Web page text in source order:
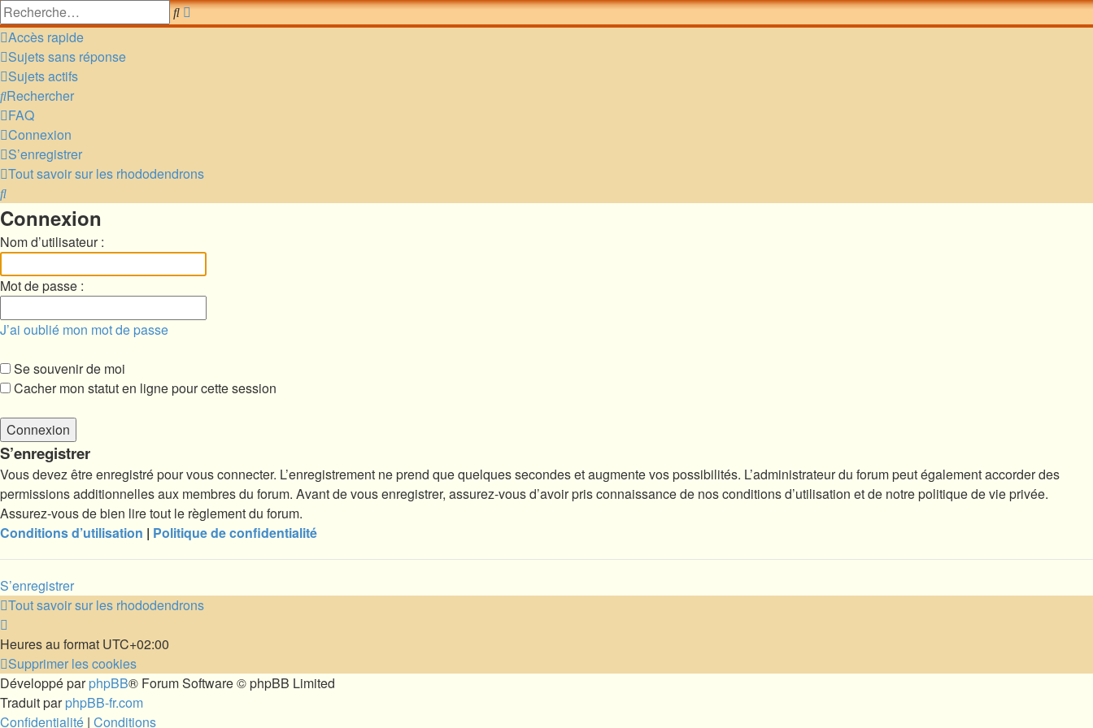
Rechercher
Recherche
avancée
Accès rapide
Sujets sans réponse
Sujets actifs
Rechercher
FAQ
Connexion
S’enregistrer
Tout savoir sur les rhododendrons
Rechercher
Connexion
Nom d’utilisateur :
Mot de passe :
J’ai oublié mon mot de passe
Se souvenir de moi
Cacher mon statut en ligne pour cette session
S’enregistrer
Vous devez être enregistré pour vous connecter. L’enregistrement ne prend que quelques secondes et augmente vos possibilités. L’administrateur du forum peut également accorder des
permissions additionnelles aux membres du forum. Avant de vous enregistrer, assurez-vous d’avoir pris connaissance de nos conditions d’utilisation et de notre politique de vie privée.
Assurez-vous de bien lire tout le règlement du forum.
Conditions d’utilisation | Politique de confidentialité
S’enregistrer
Tout savoir sur les rhododendrons
Heures au format UTC+02:00
Supprimer les cookies
Développé parphpBB® Forum Software © phpBB Limited
Traduit parphpBB-fr.com
Confidentialité | Conditions